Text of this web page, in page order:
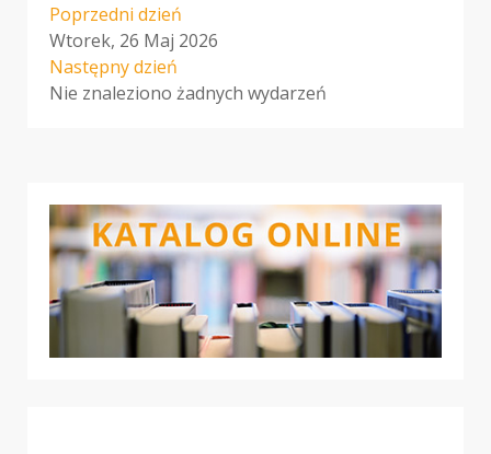
Poprzedni dzień
Wtorek, 26 Maj 2026
Następny dzień
Nie znaleziono żadnych wydarzeń